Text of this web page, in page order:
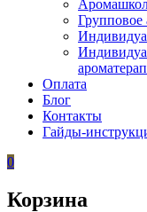
Групповое
Оплата
Блог
Контакты
Гайды-
0
Корзина